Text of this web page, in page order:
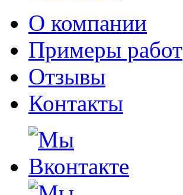
О компании
Примеры работ
Отзывы
Контакты